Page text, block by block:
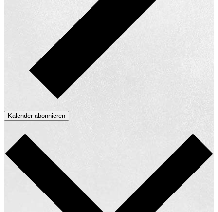
Kalender abonnieren